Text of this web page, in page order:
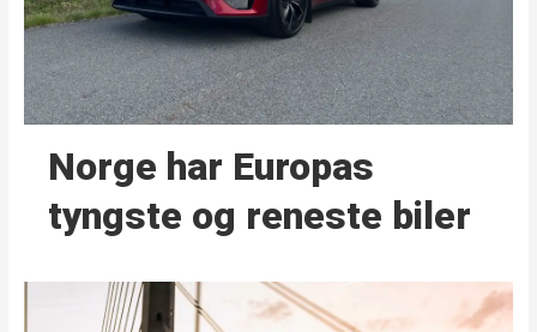
Norge har Europas
tyngste og reneste biler